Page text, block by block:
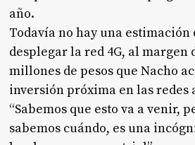
año.
Todavía no hay una
desplegar la red 4G, al margen
millones de pesos que Nacho
inversión próxima en las redes
“Sabemos que esto va a venir,
sabemos cuándo, es una